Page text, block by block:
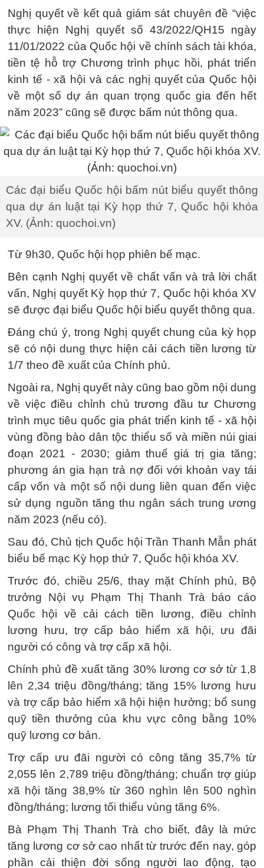
Nghị quyết về kết quả giám sát chuyên đề “việc
thực hiện Nghị quyết số 43/2022/QH15 ngày
11/01/2022 của Quốc hội về chính sách tài khóa,
tiền tệ hỗ trợ Chương trình phục hồi, phát triển
kinh tế - xã hội và các nghị quyết của Quốc hội
về một số dự án quan trọng quốc gia đến hết
năm 2023” cũng sẽ được bấm nút thông qua.
Các đại biểu Quốc hội bấm nút biểu quyết thông
qua dự án luật tại Kỳ họp thứ 7, Quốc hội khóa
XV. (Ảnh: quochoi.vn)
Từ 9h30, Quốc hội họp phiên bế mạc.
Bên cạnh Nghị quyết về chất vấn và trả lời chất
vấn, Nghị quyết Kỳ họp thứ 7, Quốc hội khóa XV
sẽ được đại biểu Quốc hội biểu quyết thông qua.
Đáng chú ý, trong Nghị quyết chung của kỳ họp
sẽ có nội dung thực hiện cải cách tiền lương từ
1/7 theo đề xuất của Chính phủ.
Ngoài ra, Nghị quyết này cũng bao gồm nội dung
về việc điều chỉnh chủ trương đầu tư Chương
trình mục tiêu quốc gia phát triển kinh tế - xã hội
vùng đồng bào dân tộc thiểu số và miền núi giai
đoạn 2021 - 2030; giảm thuế giá trị gia tăng;
phương án gia hạn trả nợ đối với khoản vay tái
cấp vốn và một số nội dung liên quan đến việc
sử dụng nguồn tăng thu ngân sách trung ương
năm 2023 (nếu có).
Sau đó, Chủ tịch Quốc hội Trần Thanh Mẫn phát
biểu bế mạc Kỳ họp thứ 7, Quốc hội khóa XV.
Trước đó, chiều 25/6, thay mặt Chính phủ, Bộ
trưởng Nội vụ Phạm Thị Thanh Trà báo cáo
Quốc hội về cải cách tiền lương, điều chỉnh
lương hưu, trợ cấp bảo hiểm xã hội, ưu đãi
người có công và trợ cấp xã hội.
Chính phủ đề xuất tăng 30% lương cơ sở từ 1,8
lên 2,34 triệu đồng/tháng; tăng 15% lương hưu
và trợ cấp bảo hiểm xã hội hiện hưởng; bổ sung
quỹ tiền thưởng của khu vực công bằng 10%
quỹ lương cơ bản.
Trợ cấp ưu đãi người có công tăng 35,7% từ
2,055 lên 2,789 triệu đồng/tháng; chuẩn trợ giúp
xã hội tăng 38,9% từ 360 nghìn lên 500 nghìn
đồng/tháng; lương tối thiểu vùng tăng 6%.
Bà Phạm Thị Thanh Trà cho biết, đây là mức
tăng lương cơ sở cao nhất từ trước đến nay, góp
phần cải thiện đời sống người lao động, tạo